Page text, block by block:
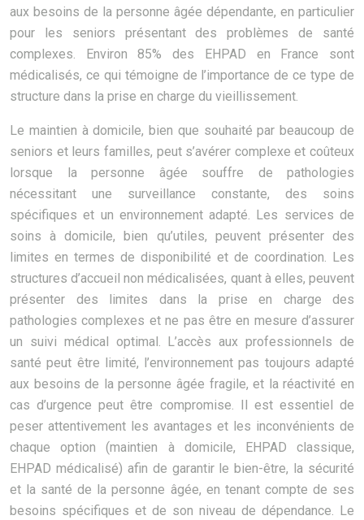
aux besoins de la personne âgée dépendante, en particulier
pour les seniors présentant des problèmes de santé
complexes. Environ 85% des EHPAD en France sont
médicalisés, ce qui témoigne de l’importance de ce type de
structure dans la prise en charge du vieillissement.
Le maintien à domicile, bien que souhaité par beaucoup de
seniors et leurs familles, peut s’avérer complexe et coûteux
lorsque la personne âgée souffre de pathologies
nécessitant une surveillance constante, des soins
spécifiques et un environnement adapté. Les services de
soins à domicile, bien qu’utiles, peuvent présenter des
limites en termes de disponibilité et de coordination. Les
structures d’accueil non médicalisées, quant à elles, peuvent
présenter des limites dans la prise en charge des
pathologies complexes et ne pas être en mesure d’assurer
un suivi médical optimal. L’accès aux professionnels de
santé peut être limité, l’environnement pas toujours adapté
aux besoins de la personne âgée fragile, et la réactivité en
cas d’urgence peut être compromise. Il est essentiel de
peser attentivement les avantages et les inconvénients de
chaque option (maintien à domicile, EHPAD classique,
EHPAD médicalisé) afin de garantir le bien-être, la sécurité
et la santé de la personne âgée, en tenant compte de ses
besoins spécifiques et de son niveau de dépendance. Le